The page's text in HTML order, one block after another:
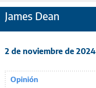
James Dean
2 de noviembre de 2024
Opinión